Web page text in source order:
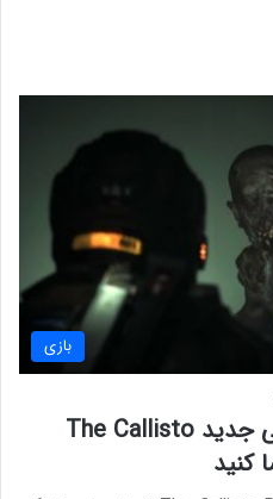
بازی
گیمزکام ۲۰۲۲: تریلر گیم‌پلی جدید The Callisto